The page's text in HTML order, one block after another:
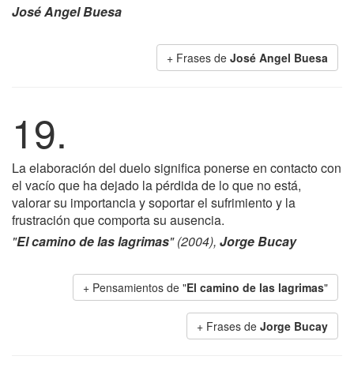
José Angel Buesa
+ Frases de José Angel Buesa
19.
La elaboración del duelo significa ponerse en contacto con
el vacío que ha dejado la pérdida de lo que no está,
valorar su importancia y soportar el sufrimiento y la
frustración que comporta su ausencia.
"El camino de las lagrimas" (2004), Jorge Bucay
+ Pensamientos de "El camino de las lagrimas"
+ Frases de Jorge Bucay